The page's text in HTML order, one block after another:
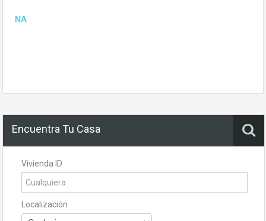
NA
Encuentra Tu Casa
Vivienda ID
Localización